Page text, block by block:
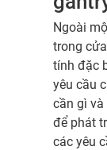
Ngoài
trong
tính đặc
yêu cầu
cần gì và
để phát
các yêu